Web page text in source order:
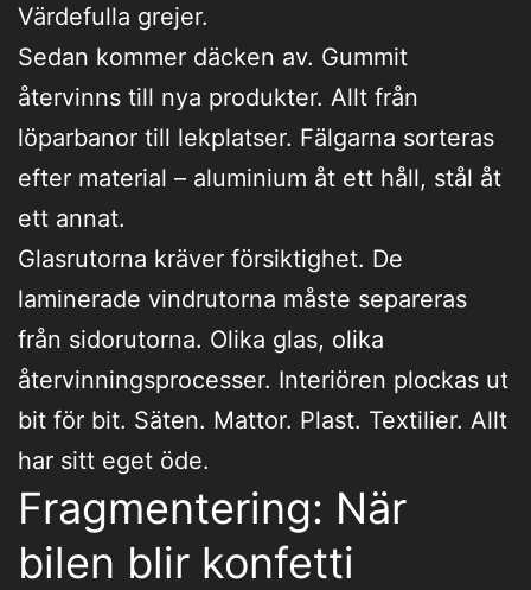
Värdefulla grejer.
Sedan kommer däcken av. Gummit
återvinns till nya produkter. Allt från
löparbanor till lekplatser. Fälgarna sorteras
efter material – aluminium åt ett håll, stål åt
ett annat.
Glasrutorna kräver försiktighet. De
laminerade vindrutorna måste separeras
från sidorutorna. Olika glas, olika
återvinningsprocesser. Interiören plockas ut
bit för bit. Säten. Mattor. Plast. Textilier. Allt
har sitt eget öde.
Fragmentering: När
bilen blir konfetti